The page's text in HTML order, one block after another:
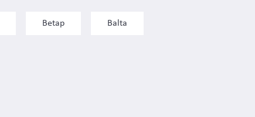
Betap Balta